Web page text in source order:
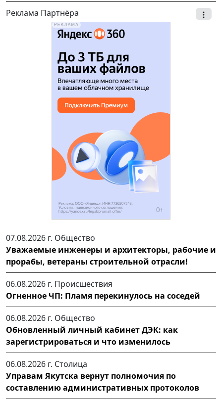
Реклама Партнёра
07.08.2026 г. Общество
Уважаемые инженеры и архитекторы, рабочие и
прорабы, ветераны строительной отрасли!
06.08.2026 г. Происшествия
Огненное ЧП: Пламя перекинулось на соседей
06.08.2026 г. Общество
Обновленный личный кабинет ДЭК: как
зарегистрироваться и что изменилось
06.08.2026 г. Столица
Управам Якутска вернут полномочия по
составлению административных протоколов